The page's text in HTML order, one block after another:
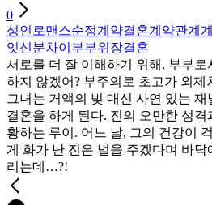
0
성인 로맨스순정계약결혼계약관계
잇신분차이 부부위장결혼
서로를 더 잘 이해하기 위해, 부부
하지 않겠어? 부주의로 초고가 외제
그녀는 거액의 빚 대신 사연 있는
결혼을 하게 된다. 진의 오만한 성
황하는 루이. 어느 날, 그의 건강이
게 화가 난 진은 벌을 주겠다며 바닥
리는데…?!